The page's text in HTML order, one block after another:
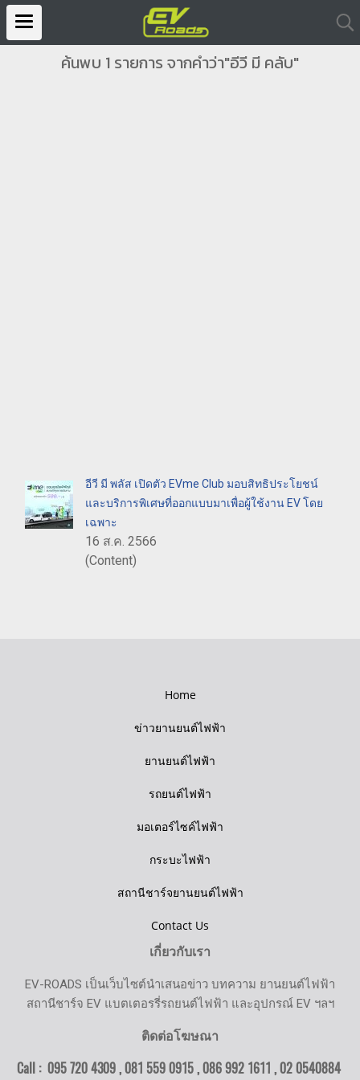
ค้นพบ 1 รายการ จากคำว่า"อีวี มี คลับ"
อีวี มี พลัส เปิดตัว EVme Club มอบสิทธิประโยชน์
และบริการพิเศษที่ออกแบบมาเพื่อผู้ใช้งาน EV โดย
เฉพาะ
16 ส.ค. 2566
(Content)
Home
ข่าวยานยนต์ไฟฟ้า
ยานยนต์ไฟฟ้า
รถยนต์ไฟฟ้า
มอเตอร์ไซค์ไฟฟ้า
กระบะไฟฟ้า
สถานีชาร์จยานยนต์ไฟฟ้า
Contact Us
เกี่ยวกับเรา
EV-ROADS เป็นเว็บไซต์นำเสนอข่าว บทความ ยานยนต์ไฟฟ้า
สถานีชาร์จ EV แบตเตอรรี่รถยนต์ไฟฟ้า และอุปกรณ์ EV ฯลฯ
ติดต่อโฆษณา
Call : 095 720 4309 , 081 559 0915 , 086 992 1611 ,02 0540884